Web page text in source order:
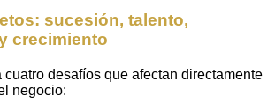
sucesión, talento,
crecimiento
cuatro desafíos que afectan directamente
negocio: